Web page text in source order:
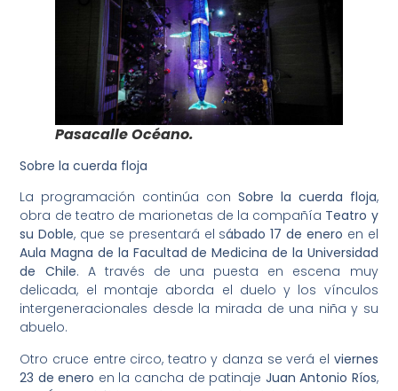
Pasacalle Océano.
Sobre la cuerda floja
La programación continúa con Sobre la cuerda floja,
obra de teatro de marionetas de la compañía Teatro y
su Doble, que se presentará el sábado 17 de enero en el
Aula Magna de la Facultad de Medicina de la Universidad
de Chile. A través de una puesta en escena muy
delicada, el montaje aborda el duelo y los vínculos
intergeneracionales desde la mirada de una niña y su
abuelo.
Otro cruce entre circo, teatro y danza se verá el viernes
23 de enero en la cancha de patinaje Juan Antonio Ríos,